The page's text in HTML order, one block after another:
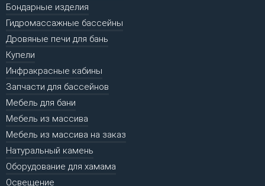
Бондарные изделия
Гидромассажные бассейны
Дровяные печи для бань
Купели
Инфракрасные кабины
Запчасти для бассейнов
Мебель для бани
Мебель из массива
Мебель из массива на заказ
Натуральный камень
Оборудование для хамама
Освещение